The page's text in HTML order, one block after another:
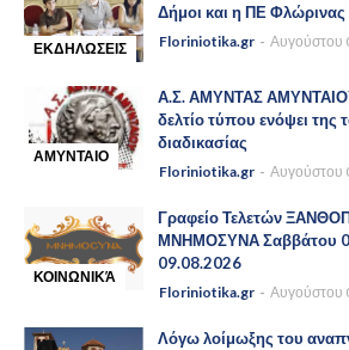
ΕΚΔΗΛΩΣΕΙΣ
Δήμοι και η ΠΕ Φλώρινας
Floriniotika.gr Αυγούστου
ΑΜΥΝΤΑΙΟ
Α.Σ. ΑΜΥΝΤΑΣ
δελτίο τύπου ενόψει της
διαδικασίας
Floriniotika.gr Αυγούστου
ΚΟΙΝΩΝΙΚΆ
Γραφείο Τελετών
ΜΝΗΜΟΣΥΝΑ Σαββάτου
09.08.2026
Floriniotika.gr Αυγούστου
Λόγω λοίμωξης του